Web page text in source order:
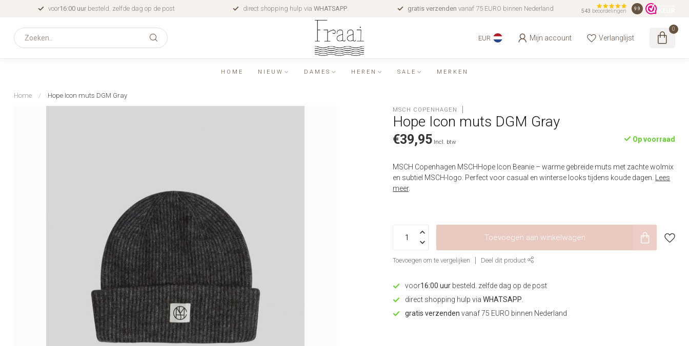
voor16:00 uur besteld. zelfde dag op de post direct shopping hulp via WHATSAPP. gratis verzenden vanaf 75 EURO binnen Nederland 543 beoordelingen 9.9
EUR Mijn account Verlanglijst
0
HOME NIEUW DAMES HEREN SALE MERKEN
Home / Hope Icon muts DGM Gray
MSCH COPENHAGEN
Hope Icon muts DGM Gray
€39,95 Incl. btw Op voorraad
MSCH Copenhagen MSCHHope Icon Beanie – warme gebreide muts met zachte wolmix
en subtiel MSCH-logo. Perfect voor casual en winterse looks tijdens koude dagen.
Lees
meer.
Toevoegen aan winkelwagen
Toevoegen om te vergelijken Deel dit product
voor16:00 uur besteld. zelfde dag op de post
direct shopping hulp viaWHATSAPP
gratis verzenden vanaf 75 EURO binnen Nederland